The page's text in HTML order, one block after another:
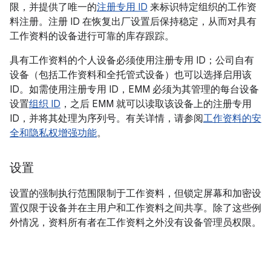
限，并提供了唯一的注册专用 ID 来标识特定组织的工作资
料注册。注册 ID 在恢复出厂设置后保持稳定，从而对具有
工作资料的设备进行可靠的库存跟踪。
具有工作资料的个人设备必须使用注册专用 ID；公司自有
设备（包括工作资料和全托管式设备）也可以选择启用该
ID。如需使用注册专用 ID，EMM 必须为其管理的每台设备
设置组织 ID ，之后 EMM 就可以读取该设备上的注册专用
ID，并将其处理为序列号。有关详情，请参阅工作资料的安
全和隐私权增强功能。
设置
设置的强制执行范围限制于工作资料，但锁定屏幕和加密设
置仅限于设备并在主用户和工作资料之间共享。除了这些例
外情况，资料所有者在工作资料之外没有设备管理员权限。